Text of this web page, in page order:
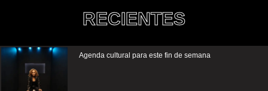
RECIENTES
Agenda cultural para este fin de semana